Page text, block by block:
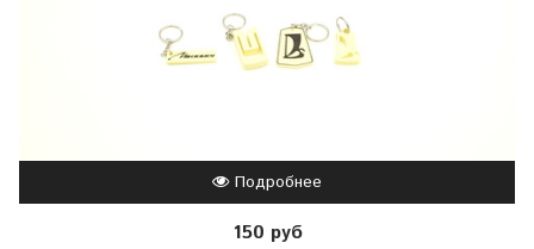
Подробнее
150 руб